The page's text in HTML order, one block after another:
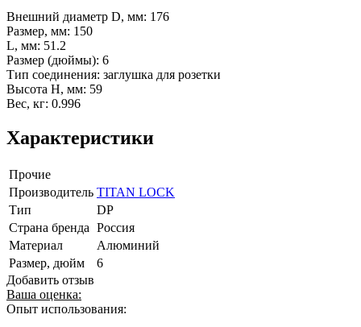
Внешний диаметр D, мм: 176
Размер, мм: 150
L, мм: 51.2
Размер (дюймы): 6
Тип соединения: заглушка для розетки
Высота H, мм: 59
Вес, кг: 0.996
Характеристики
Прочие
Производитель TITAN LOCK
Тип
DР
Страна бренда Россия
Материал
Алюминий
Размер, дюйм
6
Добавить отзыв
Ваша оценка:
Опыт использования: